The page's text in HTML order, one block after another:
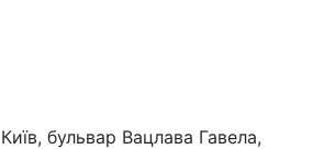
Київ, бульвар Вацлава Гавела,